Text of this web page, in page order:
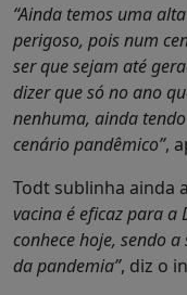
“Ainda temos uma
perigoso, pois num
ser que sejam até
dizer que só no ano
nenhuma, ainda
cenário pandêmico”,
Todt sublinha ainda
vacina é eficaz para a
conhece hoje, sendo
da pandemia”, diz o